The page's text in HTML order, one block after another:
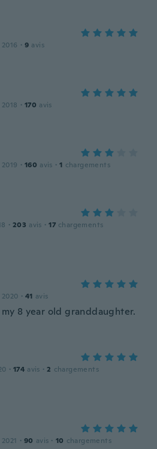
· 9 avis
· 170 avis
· 160 avis · 1 chargements
· 203 avis · 17 chargements
· 41 avis
8 year old granddaughter.
· 174 avis · 2 chargements
· 90 avis · 10 chargements